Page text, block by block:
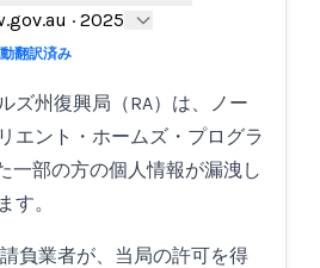
· 2025
翻訳済み
ズ州復興局（RA）は、ノー
エント・ホームズ・プログラ
一部の方の個人情報が漏洩し
す。
負業者が、当局の許可を得